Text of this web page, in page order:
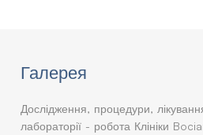
Галерея
Дослідження, процедури,
лабораторії - робота Клініки